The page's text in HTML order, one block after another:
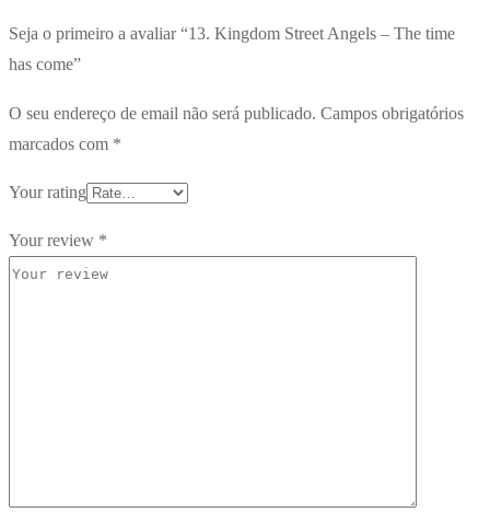
Seja o primeiro a avaliar “13. Kingdom Street Angels – The time
has come”
O seu endereço de email não será publicado. Campos obrigatórios
marcados com *
Your rating
Your review *